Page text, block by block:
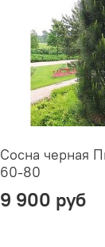
Сосна черная
60-80
9 900 руб